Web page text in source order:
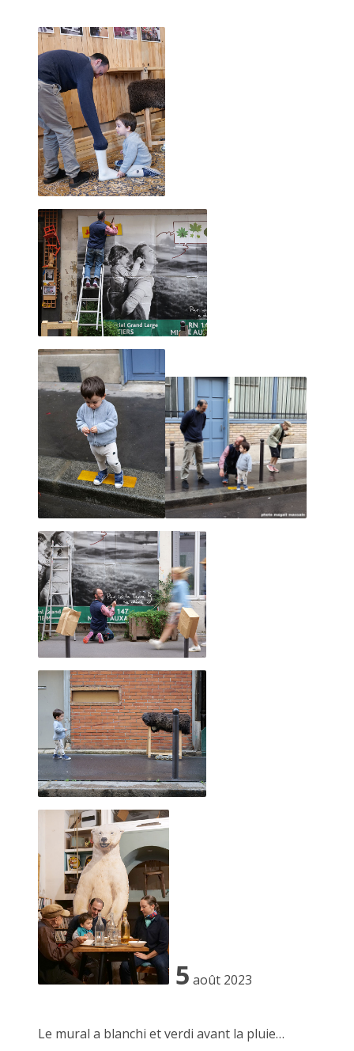
5 août 2023
Le mural a blanchi et verdi avant la pluie…
jugement de l'Autre.
Ici il n'est pas question de likes, de mépris ou même
d'indifférence.
Chaque regard ne peut être que critique constructive ou
réponse à sa quête personelle de l'obsession créatrice.
-----------
De nombreuses âmes se sont emerveillées à venir jouer. J'en
tire dailleurs un certain plaisir
et mon expérience est sûrement celle que je connais le
mieux.
Je pourrai ainsi expliquer à travers des exemples concrets et
mon vécu un déroulé le plus proche d'une réalité.
La mienne.
Loin de me considérer comme un artiste, si ce n'est que la
version familière ".6" de "bon à rien, fantaisiste"
Le dictionnaire
Il m'a suffi d'un passage un jour d'automne alors que je
venais d'emménager pour capter l'énergie bienveillante et la
mise à disposition d'outils pour avoir envie de jouer à côté.
J'ai d'abord participé aux perfomances que JF nous invite à
faire.
Je suis ensuite venu déguster quelques heures. Simplement
assis sur le trottoir à regarder défiler les piétons curieux
s'attardant aux folies créatrices de JF.
JF m'a invité à les accrocher à la palissade (un mur de bois